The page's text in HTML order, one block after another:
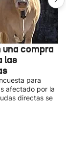
compra
las
para
afectado por la
directas se